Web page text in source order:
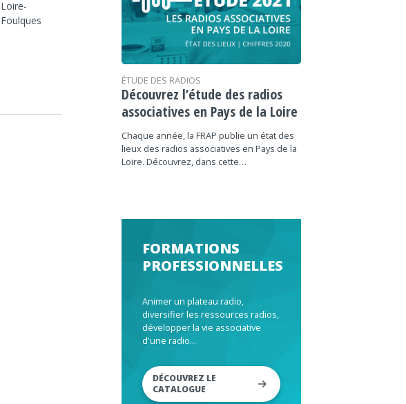
ÉTUDE DES RADIOS
Découvrez l’étude des radios
associatives en Pays de la Loire
Chaque année, la FRAP publie un état des
lieux des radios associatives en Pays de la
Loire. Découvrez, dans cette…
FORMATIONS
PROFESSIONNELLES
Animer un plateau radio,
diversifier les ressources radios,
développer la vie associative
d'une radio...
DÉCOUVREZ LE
CATALOGUE